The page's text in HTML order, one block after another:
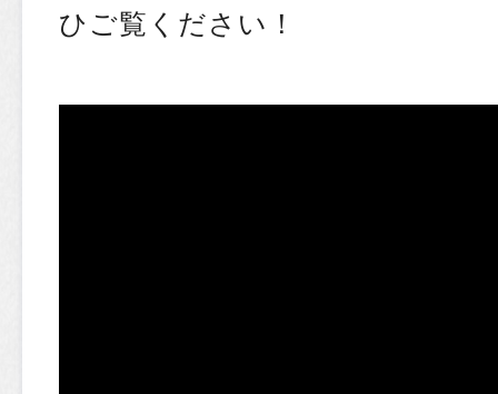
ひご覧ください！